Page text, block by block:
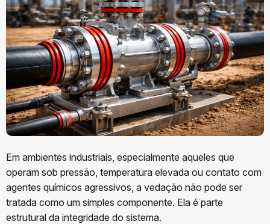
Em ambientes industriais, especialmente aqueles que
operam sob pressão, temperatura elevada ou contato com
agentes químicos agressivos, a vedação não pode ser
tratada como um simples componente. Ela é parte
estrutural da integridade do sistema.